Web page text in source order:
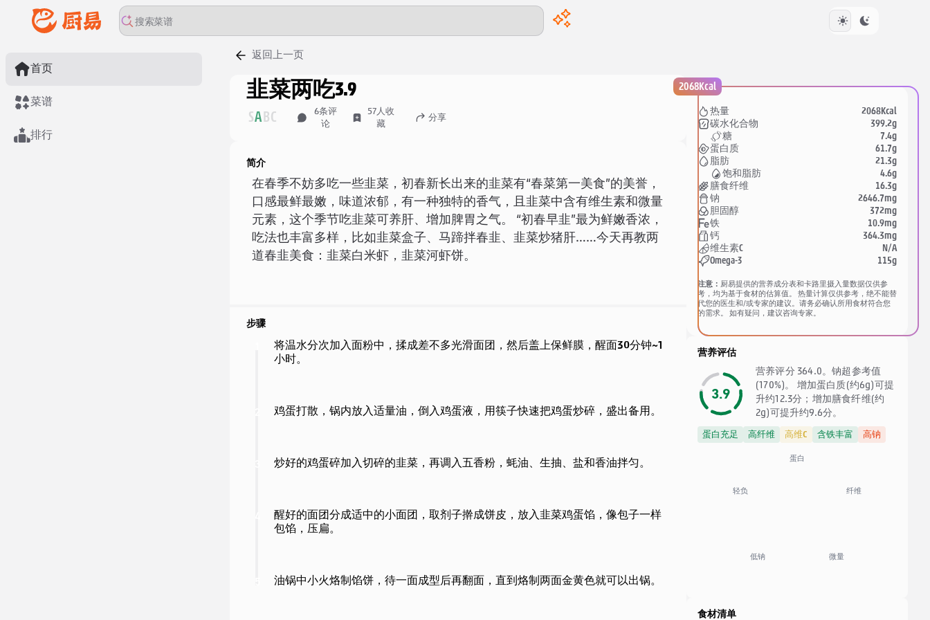
首页
菜谱
排行
返回上一页
韭菜两吃3.9
SA BC 6条评
论
57人收
藏
分享
简介
在春季不妨多吃一些韭菜，初春新长出来的韭菜有“春菜第一美食”的美誉，
口感最鲜最嫩，味道浓郁，有一种独特的香气，且韭菜中含有维生素和微量
元素，这个季节吃韭菜可养肝、增加脾胃之气。 “初春早韭”最为鲜嫩香浓，
吃法也丰富多样，比如韭菜盒子、马蹄拌春韭、韭菜炒猪肝……今天再教两
道春韭美食：韭菜白米虾，韭菜河虾饼。
步骤
将温水分次加入面粉中，揉成差不多光滑面团，然后盖上保鲜膜，醒面30分钟~1
小时。
鸡蛋打散，锅内放入适量油，倒入鸡蛋液，用筷子快速把鸡蛋炒碎，盛出备用。
炒好的鸡蛋碎加入切碎的韭菜，再调入五香粉，蚝油、生抽、盐和香油拌匀。
醒好的面团分成适中的小面团，取剂子擀成饼皮，放入韭菜鸡蛋馅，像包子一样
包馅，压扁。
油锅中小火烙制馅饼，待一面成型后再翻面，直到烙制两面金黄色就可以出锅。
2068Kcal
热量 2068Kcal
碳水化合物 399.2g
糖 7.4g
蛋白质 61.7g
脂肪 21.3g
饱和脂肪 4.6g
膳食纤维 16.3g
钠 2646.7mg
胆固醇 372mg
铁 10.9mg
钙 364.3mg
维生素C N/A
Omega-3 115g
注意： 厨易提供的营养成分表和卡路里摄入量数据仅供参
考，均为基于食材的估算值。 热量计算仅供参考，绝不能替
代您的医生和/或专家的建议。请务必确认所用食材符合您
的需求。 如有疑问，建议咨询专家。
营养评估
3.9
营养评分 364.0。钠超参考值
(170%)。 增加蛋白质(约6g)可提
升约12.3分；增加膳食纤维(约
2g)可提升约9.6分。
蛋白充足 高纤维 高维C 含铁丰富 高钠
蛋白
纤维
微量
低钠
轻负
食材清单